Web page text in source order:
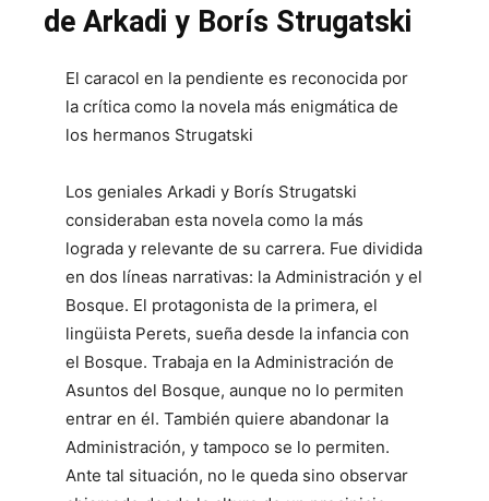
de Arkadi y Borís Strugatski
El caracol en la pendiente es reconocida por
la crítica como la novela más enigmática de
los hermanos Strugatski
Los geniales Arkadi y Borís Strugatski
consideraban esta novela como la más
lograda y relevante de su carrera. Fue dividida
en dos líneas narrativas: la Administración y el
Bosque. El protagonista de la primera, el
lingüista Perets, sueña desde la infancia con
el Bosque. Trabaja en la Administración de
Asuntos del Bosque, aunque no lo permiten
entrar en él. También quiere abandonar la
Administración, y tampoco se lo permiten.
Ante tal situación, no le queda sino observar